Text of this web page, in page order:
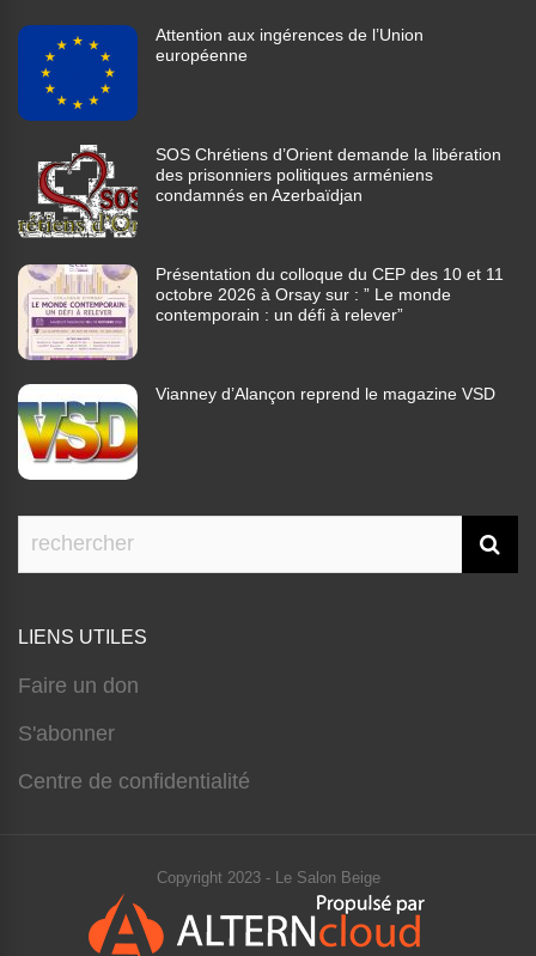
Attention aux ingérences de l’Union
européenne
SOS Chrétiens d’Orient demande la libération
des prisonniers politiques arméniens
condamnés en Azerbaïdjan
Présentation du colloque du CEP des 10 et 11
octobre 2026 à Orsay sur : ” Le monde
contemporain : un défi à relever”
Vianney d’Alançon reprend le magazine VSD
LIENS UTILES
Faire un don
S'abonner
Centre de confidentialité
Copyright 2023 - Le Salon Beige